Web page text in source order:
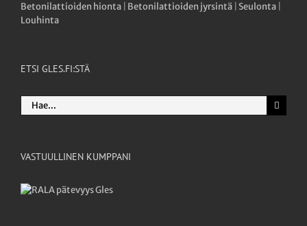
Betonilattioiden hionta Betonilattioiden jyrsintä Seulonta
Louhinta
ETSI GLES.FI:STÄ
Etsi
...
VASTUULLINEN KUMPPANI